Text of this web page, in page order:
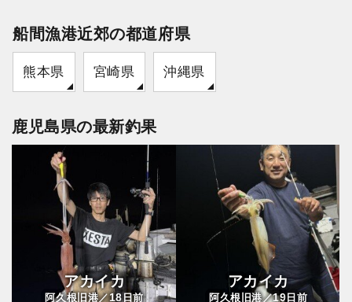
船間漁港近郊の都道府県
熊本県 宮崎県 沖縄県
鹿児島県の最新釣果
アカイカ
阿久根旧港／18日前
アカイカ
阿久根旧港／19 日前